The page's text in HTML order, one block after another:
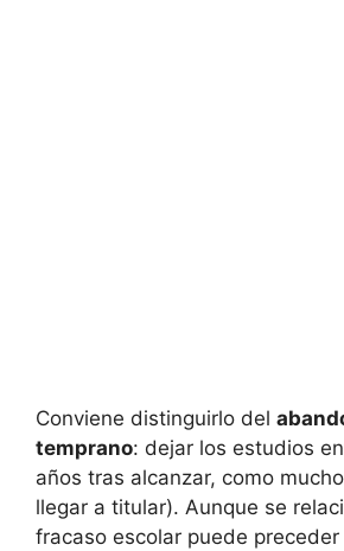
Conviene distinguirlo del
temprano: dejar los estudios
años tras alcanzar, como
llegar a titular). Aunque se
fracaso escolar puede